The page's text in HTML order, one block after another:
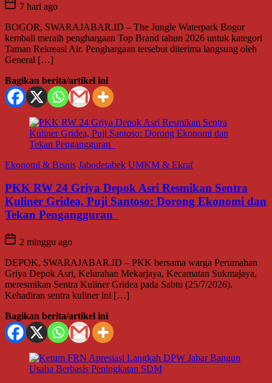
7 hari ago
BOGOR, SWARAJABAR.ID – The Jungle Waterpark Bogor
kembali meraih penghargaan Top Brand tahun 2026 untuk kategori
Taman Rekreasi Air. Penghargaan tersebut diterima langsung oleh
General […]
Bagikan berita/artikel ini
Ekonomi & Bisnis Jabodetabek UMKM & Ekraf
PKK RW 24 Griya Depok Asri Resmikan Sentra
Kuliner Gridea, Puji Santoso: Dorong Ekonomi dan
Tekan Pengangguran
2 minggu ago
DEPOK, SWARAJABAR.ID – PKK bersama warga Perumahan
Griya Depok Asri, Kelurahan Mekarjaya, Kecamatan Sukmajaya,
meresmikan Sentra Kuliner Gridea pada Sabtu (25/7/2026).
Kehadiran sentra kuliner ini […]
Bagikan berita/artikel ini